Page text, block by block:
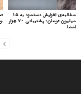
مطالبه‌ی افزایش دستمزد به ۱۵
میلیون تومان: پشتیبانی ۷۰ هزار
امضا